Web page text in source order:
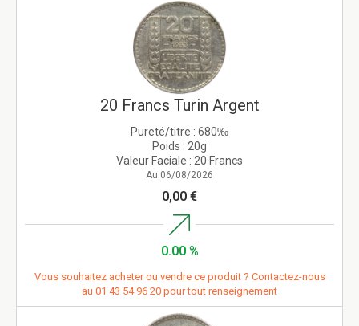
20 Francs Turin Argent
Pureté/titre : 680‰
Poids : 20g
Valeur Faciale : 20 Francs
Au 06/08/2026
0,00 €
0.00 %
Vous souhaitez acheter ou vendre ce produit ? Contactez-nous
au 01 43 54 96 20 pour tout renseignement